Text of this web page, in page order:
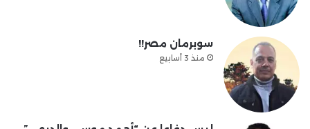
سوبرمان مصر!!
منذ 3 أسابيع